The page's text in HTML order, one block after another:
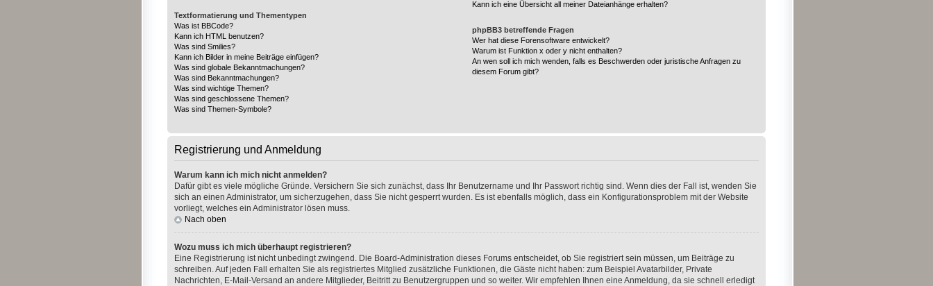
Textformatierung und Thementypen
Was ist BBCode?
Kann ich HTML benutzen?
Was sind Smilies?
Kann ich Bilder in meine Beiträge einfügen?
Was sind globale Bekanntmachungen?
Was sind Bekanntmachungen?
Was sind wichtige Themen?
Was sind geschlossene Themen?
Was sind Themen-Symbole?
Kann ich eine Übersicht all meiner Dateianhänge erhalten?
phpBB3 betreffende Fragen
Wer hat diese Forensoftware entwickelt?
Warum ist Funktion x oder y nicht enthalten?
An wen soll ich mich wenden, falls es Beschwerden oder juristische Anfragen zu
diesem Forum gibt?
Registrierung und Anmeldung
Warum kann ich mich nicht anmelden?
Dafür gibt es viele mögliche Gründe. Versichern Sie sich zunächst, dass Ihr Benutzername und Ihr Passwort richtig sind. Wenn dies der Fall ist, wenden Sie
sich an einen Administrator, um sicherzugehen, dass Sie nicht gesperrt wurden. Es ist ebenfalls möglich, dass ein Konfigurationsproblem mit der Website
vorliegt, welches ein Administrator lösen muss.
Nach oben
Wozu muss ich mich überhaupt registrieren?
Eine Registrierung ist nicht unbedingt zwingend. Die Board-Administration dieses Forums entscheidet, ob Sie registriert sein müssen, um Beiträge zu
schreiben. Auf jeden Fall erhalten Sie als registriertes Mitglied zusätzliche Funktionen, die Gäste nicht haben: zum Beispiel Avatarbilder, Private
Nachrichten, E-Mail-Versand an andere Mitglieder, Beitritt zu Benutzergruppen und so weiter. Wir empfehlen Ihnen eine Anmeldung, da sie schnell erledigt